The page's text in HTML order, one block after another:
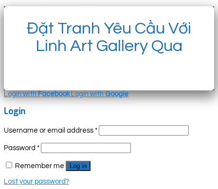
Đặt Tranh Yêu Cầu Với
Linh Art Gallery Qua
Login withFacebook Login withGoogle
Login
Username or email address *
Password *
Remember me Log in
Lost your password?